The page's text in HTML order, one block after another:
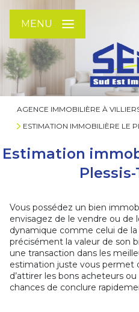
MENU
AGENCE IMMOBILIÈRE À
ESTIMATION IMMOBILIÈRE LE
Estimation
Vous possédez un bien
envisagez de le vendre ou de
dynamique comme celui de
précisément la valeur de son
une transaction dans les
estimation juste vous permet
d’attirer les bons acheteurs
chances de conclure